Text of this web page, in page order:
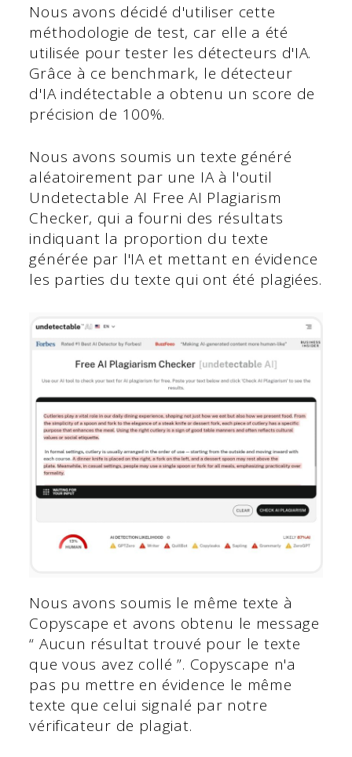
Nous avons décidé d'utiliser cette
méthodologie de test, car elle a été
utilisée pour tester les détecteurs d'IA.
Grâce à ce benchmark, le détecteur
d'IA indétectable a obtenu un score de
précision de 100%.
Nous avons soumis un texte généré
aléatoirement par une IA à l'outil
Undetectable AI Free AI Plagiarism
Checker, qui a fourni des résultats
indiquant la proportion du texte
générée par l'IA et mettant en évidence
les parties du texte qui ont été plagiées.
Nous avons soumis le même texte à
Copyscape et avons obtenu le message
“ Aucun résultat trouvé pour le texte
que vous avez collé ”. Copyscape n'a
pas pu mettre en évidence le même
texte que celui signalé par notre
vérificateur de plagiat.